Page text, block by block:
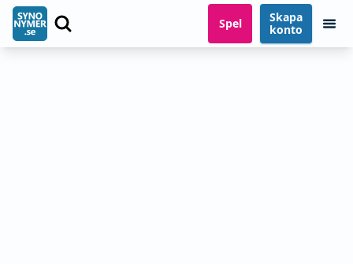
Spel
Skapa
konto